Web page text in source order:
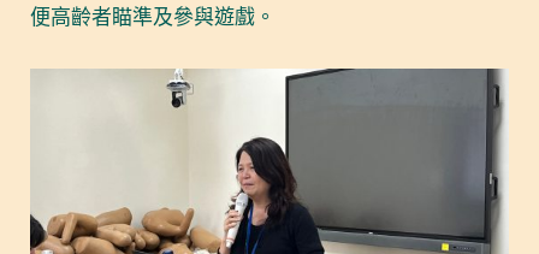
便高齡者瞄準及參與遊戲。